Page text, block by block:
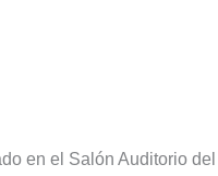
en el Salón Auditorio